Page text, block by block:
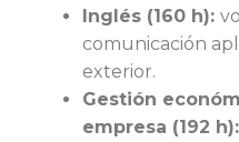
Inglés (160 h):
comunicación
exterior.
Gestión
empresa (192 h):